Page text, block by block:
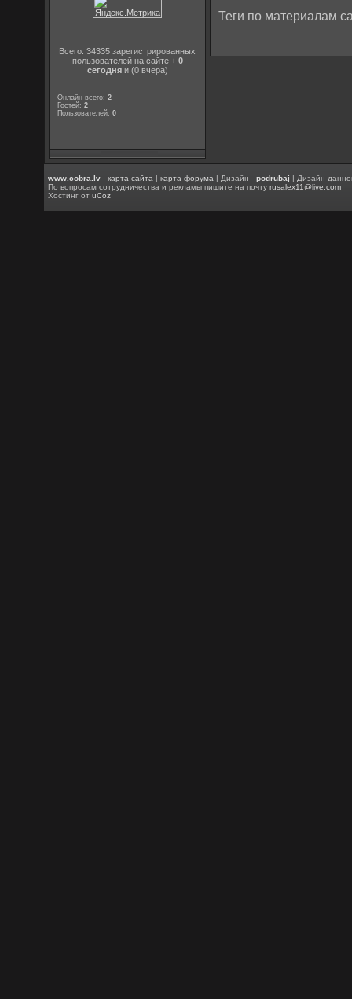
Всего: 34335 зарегистрированных
пользователей на сайте + 0
сегодняи (0 вчера)
Онлайн всего:2
Гостей:2
Пользователей:0
Теги по материалам
www.cobra.lv -карта сайта |карта форума | Дизайн -podrubaj | Дизайн
По вопросам сотрудничества и рекламы пишите на почтуrusalex11@live.com
Хостинг отuCoz